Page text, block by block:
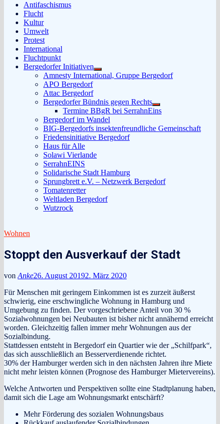
Antifaschismus
Flucht
Kultur
Umwelt
Protest
International
Fluchtpunkt
Bergedorfer Initiativen
Untermenü
anzeigen
Amnesty International, Gruppe Bergedorf
APO Bergedorf
Attac Bergedorf
Bergedorfer Bündnis gegen Rechts
Untermenü
anzeigen
Termine BBgR bei SerrahnEins
Bergedorf im Wandel
BIG-Bergedorfs insektenfreundliche Gemeinschaft
Friedensinitiative Bergedorf
Haus für Alle
Solawi Vierlande
SerrahnEINS
Solidarische Stadt Hamburg
Sprungbrett e.V. – Netzwerk Bergedorf
Tomatenretter
Weltladen Bergedorf
Wutzrock
Wohnen
Stoppt den Ausverkauf der Stadt
von Anke26. August 20192. März 2020
Für Menschen mit geringem Einkommen ist es zurzeit äußerst
schwierig, eine erschwingliche Wohnung in Hamburg und
Umgebung zu finden. Der vorgeschriebene Anteil von 30 %
Sozialwohnungen bei Neubauten ist bisher nicht annähernd erreicht
worden. Gleichzeitig fallen immer mehr Wohnungen aus der
Sozialbindung.
Stattdessen entsteht in Bergedorf ein Quartier wie der „Schilfpark“,
das sich ausschließlich an Besserverdienende richtet.
30% der Hamburger werden sich in den nächsten Jahren ihre Miete
nicht mehr leisten können (Prognose des Hamburger Mietervereins).
Welche Antworten und Perspektiven sollte eine Stadtplanung haben,
damit sich die Lage am Wohnungsmarkt entschärft?
Mehr Förderung des sozialen Wohnungsbaus